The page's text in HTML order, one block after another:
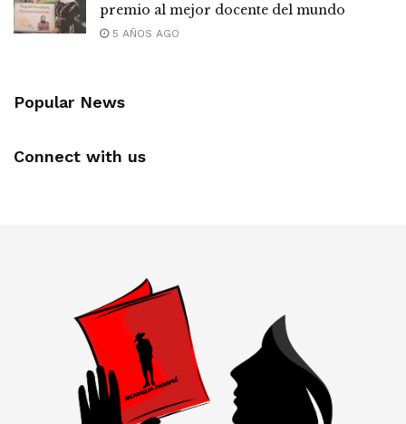
premio al mejor docente del mundo
5 AÑOS AGO
Popular News
Connect with us